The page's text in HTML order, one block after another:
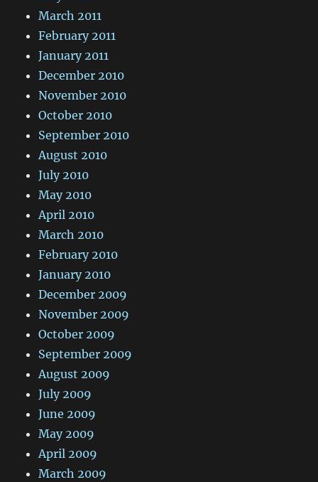
March 2011
February 2011
January 2011
December 2010
November 2010
October 2010
September 2010
August 2010
July 2010
May 2010
April 2010
March 2010
February 2010
January 2010
December 2009
November 2009
October 2009
September 2009
August 2009
July 2009
June 2009
May 2009
April 2009
March 2009